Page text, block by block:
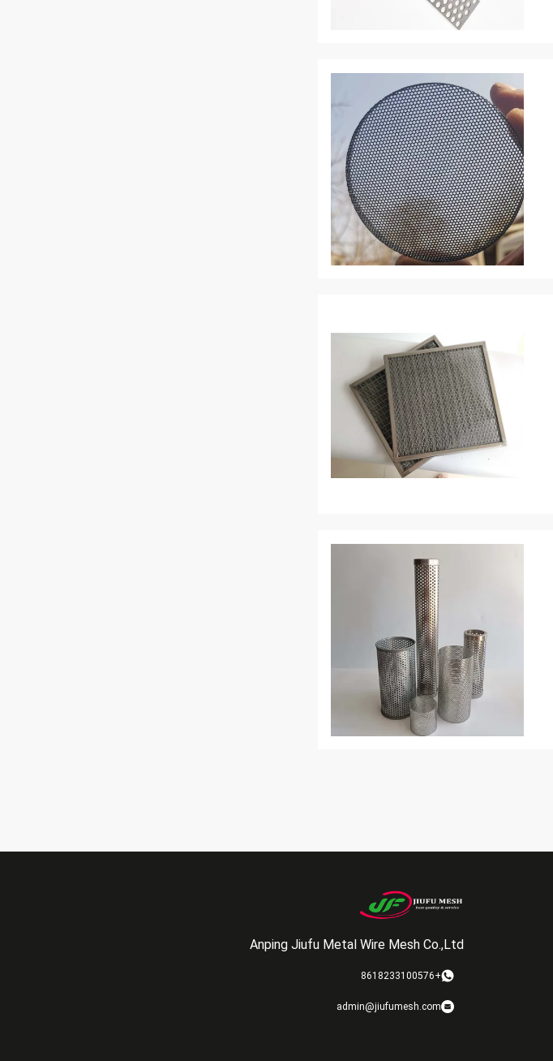
Anping Jiufu Metal Wire Mesh Co.,Ltd
+8618233100576
admin@jiufumesh.com